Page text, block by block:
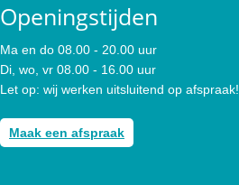
Openingstijden
Ma en do 08.00 - 20.00 uur
Di, wo, vr 08.00 - 16.00 uur
Let op: wij werken uitsluitend op afspraak!
Maak een afspraak